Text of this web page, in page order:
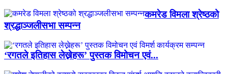
कमरेड विमला श्रेष्ठको
श्रद्धाञ्जलीसभा सम्पन्न
‘रगतले इतिहास लेख्नेहरू’ पुस्तक विमोचन एवं...